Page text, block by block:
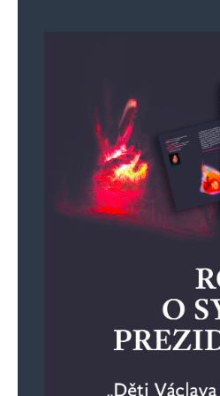
v nové podobě – „Z máš
Už chybí jen seznamy „Z-
zveřejněné na
Z, ten zradil.“
💡 A závěr? Autorka
písmeno „Z“ z abecedy.
Zdechovský se tak může
nejlépe rovnou na
nápad, protože tím se